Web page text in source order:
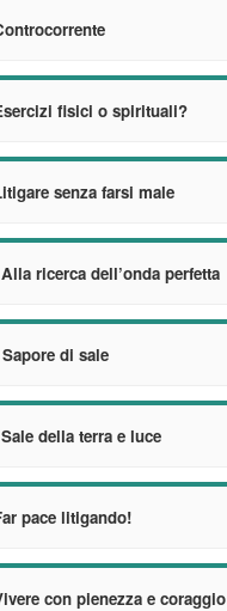
fisici o spirituali?
senza farsi male
ricerca dell’onda perfetta
di sale
della terra e luce
pace litigando!
con pienezza e coraggio